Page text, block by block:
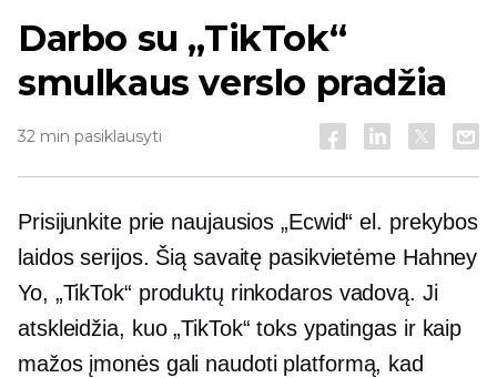
Darbo su „TikTok“
smulkaus verslo pradžia
32 min pasiklausyti
Prisijunkite prie naujausios „Ecwid“ el. prekybos
laidos serijos. Šią savaitę pasikvietėme Hahney
Yo, „TikTok“ produktų rinkodaros vadovą. Ji
atskleidžia, kuo „TikTok“ toks ypatingas ir kaip
mažos įmonės gali naudoti platformą, kad